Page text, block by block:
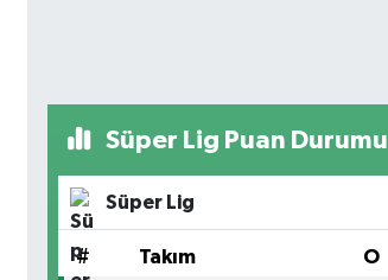
Süper Lig Puan Durumu
Süper Lig
# Takım O